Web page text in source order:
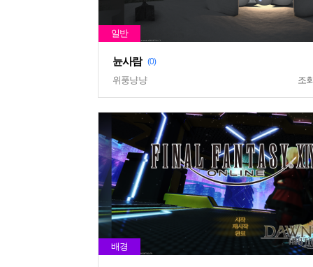
뉸사람 (0)
위풍냥냥 조